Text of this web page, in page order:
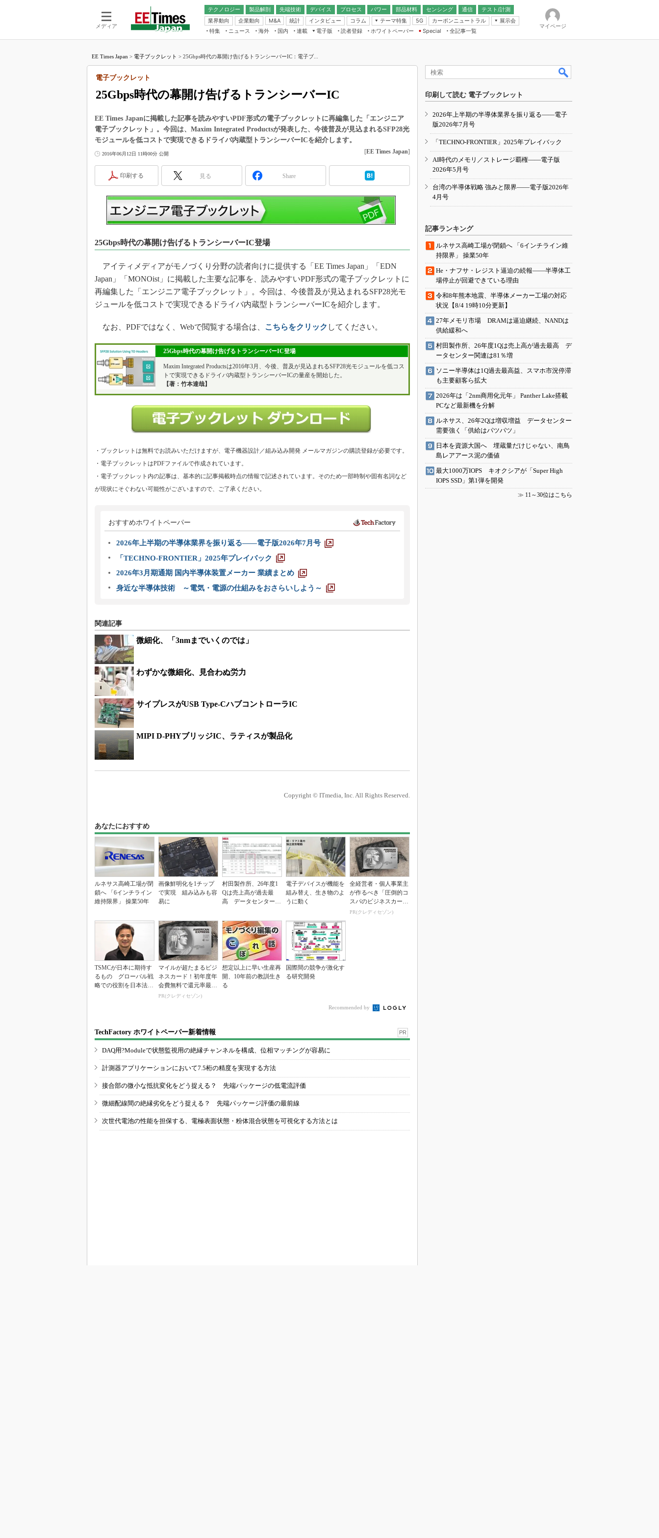
メディア
テクノロジー 製品解剖
先端技術
電池／エネルギー
デバイス
アナログ
マイコン
プロセス パワー 部品材料 センシング
通信
無線
テスト/計測
業界動向
企業動向 M&A 統計 インタビュー コラム
テーマ特集
フィジカルAI
読者調査（EE Times Research）
IoT
電源設計（EDN Japan）
5G カーボンニュートラル
展示会
IoT・エッジコンピューティング
EXPO
TECHNO-FRONTIER
人とくるま展
特集 ニュース 海外 国内
連載
福田昭のデバイス通信
大山聡の業界スコープ
大原雄介のエレ・組み込みプレイバ
リタイア直前エンジニアの社会人大
学漂流記
この10年で起こったこと、次の10年
製品分解で探るアジアの新トレンド
光伝送技術を知る
“異端児エンジニア”が仕掛けた社内
改革、執念の180日
イノベーションは日本を救うのか
JASA発IoT通信
IHSアナリスト「未来展望」
「英語に愛されないエンジニア」の
電子版
電子ブックレット
読者登録 ホワイトペーパー
Special
全記事一覧
マイページ
EE Times Japan > 電子ブックレット > 25Gbps時代の幕開け告げるトランシーバーIC：電子ブ...
25Gbps時代の幕開け告げるトランシーバーIC
電子ブックレット
EE Times Japanに掲載した記事を読みやすいPDF形式の電子ブックレットに再編集した「エンジニア
電子ブックレット」。今回は、Maxim Integrated Productsが発表した、今後普及が見込まれるSFP28光
モジュールを低コストで実現できるドライバ内蔵型トランシーバーICを紹介します。
2016年06月12日 11時00分 公開 [EE Times Japan]
印刷する 見る Share
25Gbps時代の幕開け告げるトランシーバーIC登場
アイティメディアがモノづくり分野の読者向けに提供する「EE Times Japan」「EDN
Japan」「MONOist」に掲載した主要な記事を、読みやすいPDF形式の電子ブックレットに
再編集した「エンジニア電子ブックレット」。今回は、今後普及が見込まれるSFP28光モ
ジュールを低コストで実現できるドライバ内蔵型トランシーバーICを紹介します。
なお、PDFではなく、Webで閲覧する場合は、 こちらをクリック してください。
25Gbps時代の幕開け告げるトランシーバーIC登場
Maxim Integrated Productsは2016年3月、今後、普及が見込まれるSFP28光モジュールを低コス
トで実現できるドライバ内蔵型トランシーバーICの量産を開始した。
【著：竹本達哉】
・ブックレットは無料でお読みいただけますが、電子機器設計／組み込み開発 メールマガジンの購読登録が必要です。
・電子ブックレットはPDFファイルで作成されています。
・電子ブックレット内の記事は、基本的に記事掲載時点の情報で記述されています。そのため一部時制や固有名詞など
が現状にそぐわない可能性がございますので、ご了承ください。
おすすめホワイトペーパー
2026年上半期の半導体業界を振り返る――電子版2026年7月号
「TECHNO-FRONTIER」2025年プレイバック
2026年3月期通期 国内半導体装置メーカー 業績まとめ
身近な半導体技術 ～電気・電源の仕組みをおさらいしよう～
関連記事
微細化、「3nmまでいくのでは」
わずかな微細化、見合わぬ労力
サイプレスがUSB Type-CハブコントローラIC
MIPI D-PHYブリッジIC、ラティスが製品化
Copyright © ITmedia, Inc. All Rights Reserved.
あなたにおすすめ
ルネサス高崎工場が閉
鎖へ 「6インチライン
維持限界」 操業50年
画像鮮明化を1チップ
で実現 組み込みも容
易に
村田製作所、26年度1
Qは売上高が過去最
高 データセンター関
電子デバイスが機能を
組み替え、生き物のよ
うに動く
全経営者・個人事業主
が作るべき「圧倒的コ
スパのビジネスカー
ド」
PR(クレディセゾン)
TSMCが日本に期待す
るもの グローバル戦
略での役割を日本法人
マイルが超たまるビジ
ネスカード！初年度年
会費無料で還元率最大
1.125%
PR(クレディセゾン)
想定以上に早い生産再
開、10年前の教訓生き
る
国際間の競争が激化す
る研究開発
Recommended by
TechFactory ホワイトペーパー新着情報 PR
DAQ用?Moduleで状態監視用の絶縁チャンネルを構成、位相マッチングが容易に
計測器アプリケーションにおいて7.5桁の精度を実現する方法
接合部の微小な抵抗変化をどう捉える？ 先端パッケージの低電流評価
微細配線間の絶縁劣化をどう捉える？ 先端パッケージ評価の最前線
次世代電池の性能を担保する、電極表面状態・粉体混合状態を可視化する方法とは
印刷して読む 電子ブックレット
2026年上半期の半導体業界を振り返る――電子
版2026年7月号
「TECHNO-FRONTIER」2025年プレイバック
AI時代のメモリ／ストレージ覇権――電子版
2026年5月号
台湾の半導体戦略 強みと限界――電子版2026年
4月号
記事ランキング
ルネサス高崎工場が閉鎖へ 「6インチライン維
持限界」 操業50年
He・ナフサ・レジスト逼迫の続報――半導体工
場停止が回避できている理由
令和8年熊本地震、半導体メーカー工場の対応
状況【8/4 19時10分更新】
27年メモリ市場 DRAMは逼迫継続、NANDは
供給緩和へ
村田製作所、26年度1Qは売上高が過去最高 デ
ータセンター関連は81％増
ソニー半導体は1Q過去最高益、スマホ市況停滞
も主要顧客ら拡大
2026年は「2nm商用化元年」 Panther Lake搭載
PCなど最新機を分解
ルネサス、26年2Qは増収増益 データセンター
需要強く「供給はパツパツ」
日本を資源大国へ 埋蔵量だけじゃない、南鳥
島レアアース泥の価値
最大1000万IOPS キオクシアが「Super High
IOPS SSD」第1弾を開発
≫ 11～30位はこちら